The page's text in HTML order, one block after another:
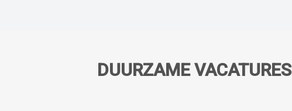
DUURZAME VACATURES